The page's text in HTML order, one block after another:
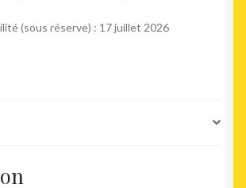
(sous réserve) : 17 juillet 2026